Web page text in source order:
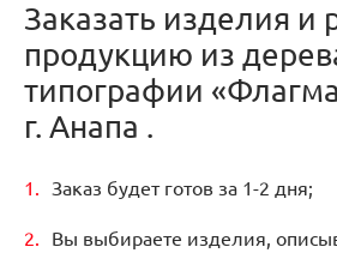
Заказать изделия и
продукцию из
типографии
г. Анапа .
Заказ будет готов за 1-2 дня;
Вы выбираете изделия,